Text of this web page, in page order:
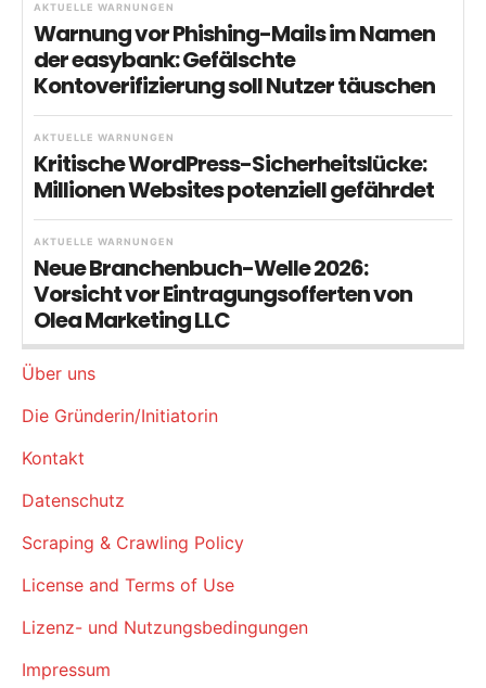
AKTUELLE WARNUNGEN
Warnung vor Phishing-Mails im Namen
der easybank: Gefälschte
Kontoverifizierung soll Nutzer täuschen
AKTUELLE WARNUNGEN
Kritische WordPress-Sicherheitslücke:
Millionen Websites potenziell gefährdet
AKTUELLE WARNUNGEN
Neue Branchenbuch-Welle 2026:
Vorsicht vor Eintragungsofferten von
Olea Marketing LLC
Über uns
Die Gründerin/Initiatorin
Kontakt
Datenschutz
Scraping & Crawling Policy
License and Terms of Use
Lizenz- und Nutzungsbedingungen
Impressum